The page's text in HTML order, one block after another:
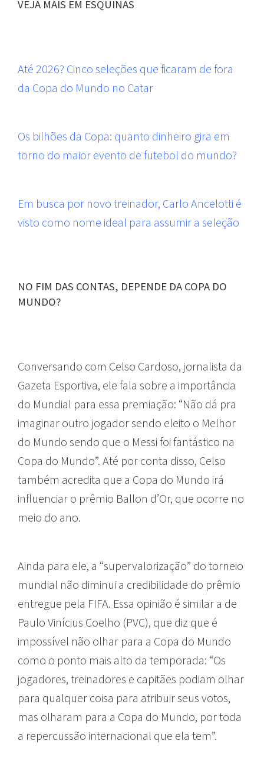
VEJA MAIS EM ESQUINAS
Até 2026? Cinco seleções que ficaram de fora
da Copa do Mundo no Catar
Os bilhões da Copa: quanto dinheiro gira em
torno do maior evento de futebol do mundo?
Em busca por novo treinador, Carlo Ancelotti é
visto como nome ideal para assumir a seleção
NO FIM DAS CONTAS, DEPENDE DA COPA DO
MUNDO?
Conversando com Celso Cardoso, jornalista da
Gazeta Esportiva, ele fala sobre a importância
do Mundial para essa premiação: “Não dá pra
imaginar outro jogador sendo eleito o Melhor
do Mundo sendo que o Messi foi fantástico na
Copa do Mundo”. Até por conta disso, Celso
também acredita que a Copa do Mundo irá
influenciar o prêmio Ballon d’Or, que ocorre no
meio do ano.
Ainda para ele, a “supervalorização” do torneio
mundial não diminui a credibilidade do prêmio
entregue pela FIFA. Essa opinião é similar a de
Paulo Vinícius Coelho (PVC), que diz que é
impossível não olhar para a Copa do Mundo
como o ponto mais alto da temporada: “Os
jogadores, treinadores e capitães podiam olhar
para qualquer coisa para atribuir seus votos,
mas olharam para a Copa do Mundo, por toda
a repercussão internacional que ela tem”.